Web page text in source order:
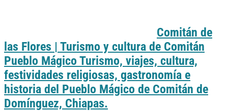
Comitán de
las Flores | Turismo y cultura de Comitán
Pueblo Mágico Turismo, viajes, cultura,
festividades religiosas, gastronomía e
historia del Pueblo Mágico de Comitán de
Domínguez, Chiapas.